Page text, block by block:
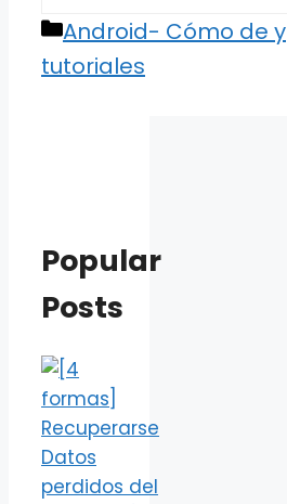
Categories
Android- Cómo de y
tutoriales
Popular
Posts